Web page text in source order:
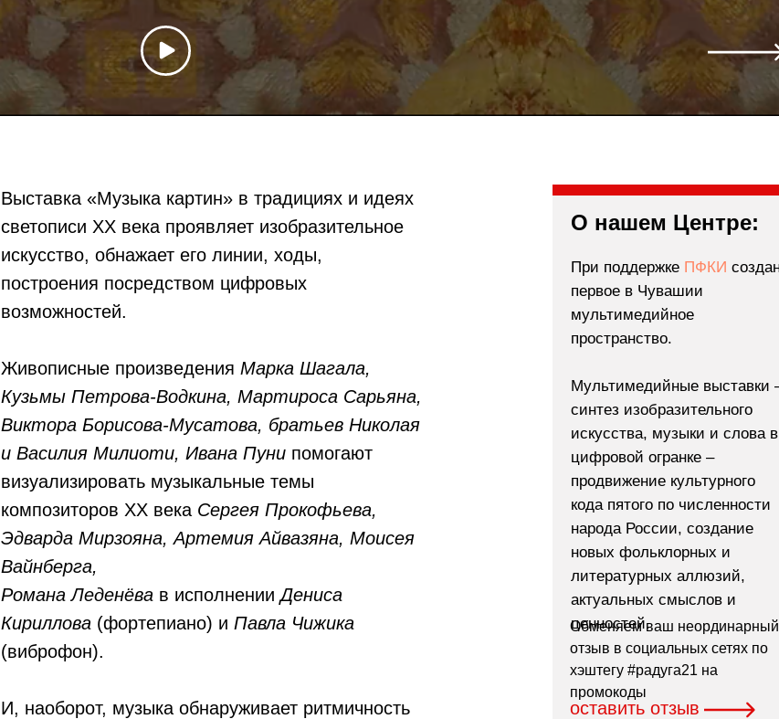
Выставка «Музыка картин» в традициях и идеях
светописи XX века проявляет изобразительное
искусство, обнажает его линии, ходы,
построения посредством цифровых
возможностей.
Живописные произведения Марка Шагала,
Кузьмы Петрова-Водкина, Мартироса Сарьяна,
Виктора Борисова-Мусатова, братьев Николая
и Василия Милиоти, Ивана Пуни помогают
визуализировать музыкальные темы
композиторов XX века Сергея Прокофьева,
Эдварда Мирзояна, Артемия Айвазяна, Моисея
Вайнберга,
Романа Леденёва в исполненииДениса
Кириллова (фортепиано) и Павла Чижика
(виброфон).
И, наоборот, музыка обнаруживает ритмичность
оставить отзыв
Обменяем ваш неординарный
отзыв в социальных сетях по
хэштегу #радуга21 на
промокоды
При поддержке ПФКИ
первое в Чувашии
мультимедийное
пространство.
Мультимедийные выставки
синтез изобразительного
искусства, музыки и слова в
цифровой огранке –
продвижение культурного
кода пятого по численности
народа России, создание
новых фольклорных и
литературных аллюзий,
актуальных смыслов и
ценностей.
О нашем Центре: